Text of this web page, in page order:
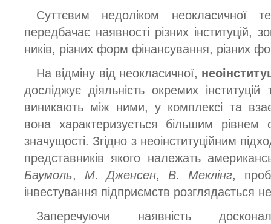
Суттєвим недоліком
передбачає наявності різних інституцій,
ників, різних форм фінансування, різних
На відміну від неокласичної,
досліджує діяльність окремих
виникають між ними, у комплексі та
вона характеризується більшим рівнем
значущості. Згідно з неоінституційним
представників якого належать
Баумоль, М. Дженсен, В. Меклінг,
інвестування підприємств розглядається
Заперечуючи наявність